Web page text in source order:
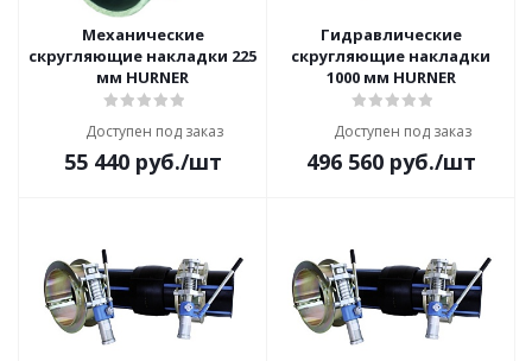
Механические
скругляющие накладки 225
мм HURNER
Доступен под заказ
55 440руб./шт
Гидравлические
скругляющие накладки
1000 мм HURNER
Доступен под заказ
496 560руб./шт